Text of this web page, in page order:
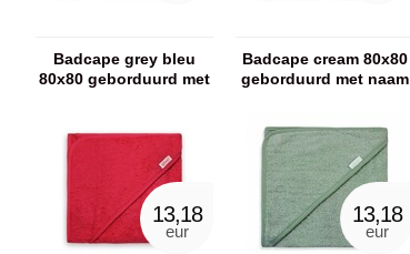
Badcape grey bleu
80x80 geborduurd met
Badcape cream 80x80
geborduurd met naam
13,18
eur
13,18
eur